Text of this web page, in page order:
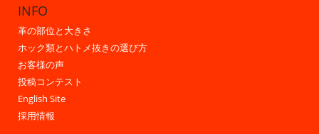
INFO
革の部位と大きさ
ホック類とハトメ抜きの選び方
お客様の声
投稿コンテスト
English Site
採用情報